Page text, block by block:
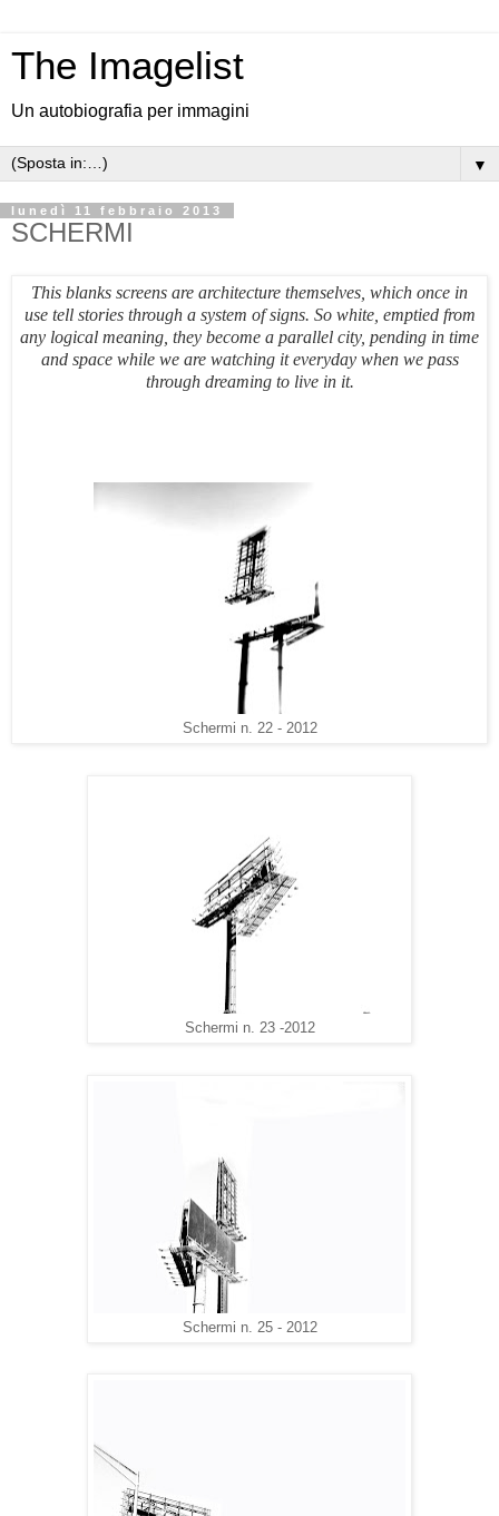
The Imagelist
Un autobiografia per immagini
▼
lunedì 11 febbraio 2013
SCHERMI
This blanks screens are architecture themselves, which once in
use tell stories through a system of signs. So white, emptied from
any logical meaning, they become a parallel city, pending in time
and space while we are watching it everyday when we pass
through dreaming to live in it.
Schermi n. 22 - 2012
Schermi n. 23 -2012
Schermi n. 25 - 2012